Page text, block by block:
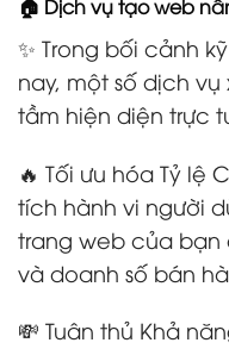
🏠 Dịch vụ tạo web
✨ Trong bối cảnh
nay, một số dịch
tầm hiện diện trực
🔥 Tối ưu hóa Tỷ lệ
tích hành vi người
trang web của bạn
và doanh số bán
💸 Tuân thủ Khả